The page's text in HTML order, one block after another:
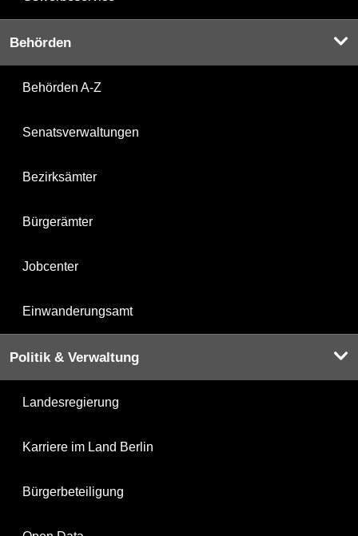
Behörden
Behörden A-Z
Senatsverwaltungen
Bezirksämter
Bürgerämter
Jobcenter
Einwanderungsamt
Politik & Verwaltung
Landesregierung
Karriere im Land Berlin
Bürgerbeteiligung